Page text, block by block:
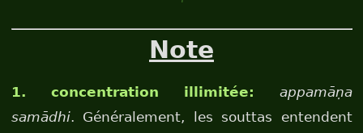
Note
1. concentration illimitée: appamāṇa
samādhi. Généralement, les souttas entendent